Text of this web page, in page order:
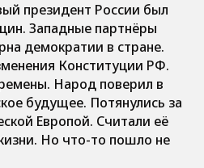
президент России был
Западные партнёры
демократии в стране.
Конституции РФ.
Народ поверил в
будущее. Потянулись за
Европой. Считали её
Но что-то пошло не